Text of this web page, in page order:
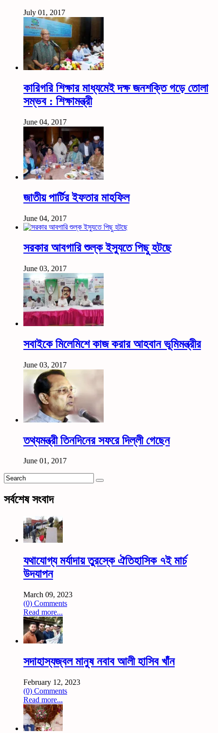
July 01, 2017
কারিগরি শিক্ষার মাধ্যমেই দক্ষ জনশক্তি গড়ে তোলা
সম্ভব : শিক্ষামন্ত্রী
June 04, 2017
জাতীয় পার্টির ইফতার মাহফিল
June 04, 2017
সরকার আবগারি শুল্ক ইস্যুতে পিছু হটছে
June 03, 2017
সবাইকে মিলেমিশে কাজ করার আহবান ভূমিমন্ত্রীর
June 03, 2017
তথ্যমন্ত্রী তিনদিনের সফরে দিল্লী গেছেন
June 01, 2017
সর্বশেষ সংবাদ
যথাযোগ্য মর্যাদায় তুরস্কে ঐতিহাসিক ৭ই মার্চ
উদযাপন
March 09, 2023
(0) Comments
Read more...
সদাহাস্যজ্বল মানুষ নবাব আলী হাসিব খাঁন
February 12, 2023
(0) Comments
Read more...